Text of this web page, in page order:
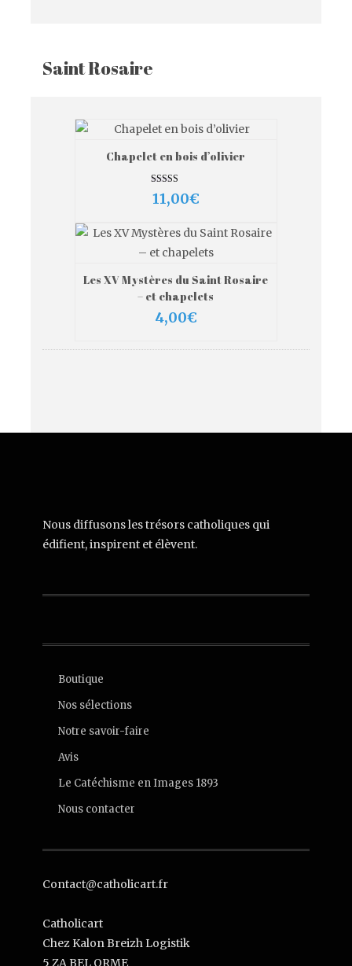
Saint Rosaire
Chapelet en bois d’olivier
Note
5.00
11,00€
AJOUTER AU PANIER
Les XV Mystères du Saint Rosaire
– et chapelets
4,00€
Nous diffusons les trésors catholiques qui
édifient, inspirent et élèvent.
Boutique
Nos sélections
Notre savoir-faire
Avis
Le Catéchisme en Images 1893
Nous contacter
Contact@catholicart.fr
Catholicart
Chez Kalon Breizh Logistik
5 ZA BEL ORME